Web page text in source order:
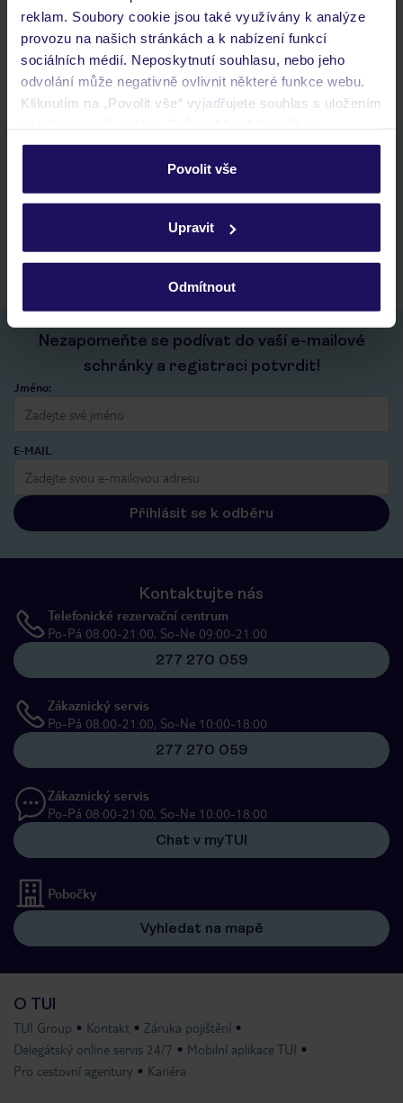
reklam. Soubory cookie jsou také využívány k analýze
provozu na našich stránkách a k nabízení funkcí
sociálních médií. Neposkytnutí souhlasu, nebo jeho
odvolání může negativně ovlivnit některé funkce webu.
Kliknutím na „Povolit vše“ vyjadřujete souhlas s uložením
personalizovat v sekci „Personalizace“.
Podrobné informace o souborech cookie naleznete v
ochrany osobních údajů.
Povolit vše
Upravit
Odmítnout
Zobrazit další
rychlé vyhledávání a prohlížení nabídek
seznam oblíbených nabídek a možnost jejich sdílení
historie vyhledávání a naposledy zobrazené nabídky
kontakt s TUI a všechny informace o tvé rezervaci v myTUI
Nezapomeňte se podívat do vaší e-mailové
schránky a registraci potvrdit!
Jméno:
E-MAIL
Přihlásit se k odběru
Kontaktujte nás
Telefonické rezervační centrum
Po-Pá 08:00-21:00, So-Ne 09:00-21:00
277 270 059
Zákaznický servis
Po-Pá 08:00-21:00, So-Ne 10:00-18:00
277 270 059
Zákaznický servis
Po-Pá 08:00-21:00, So-Ne 10:00-18:00
Chat v myTUI
Pobočky
Vyhledat na mapě
O TUI
TUI Group Kontakt
Záruka pojištění
Delegátský online servis 24/7
Mobilní aplikace TUI
Pro cestovní agentury
Kariéra